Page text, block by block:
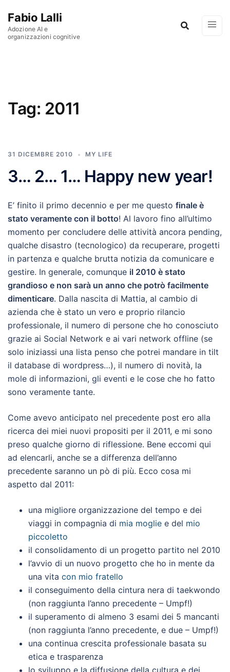
Fabio Lalli
Adozione AI e
organizzazioni cognitive
Tag: 2011
31 DICEMBRE 2010 MY LIFE
3… 2… 1… Happy new year!
E’ finito il primo decennio e per me questo finale è
stato veramente con il botto! Al lavoro fino all’ultimo
momento per concludere delle attività ancora pending,
qualche disastro (tecnologico) da recuperare, progetti
in partenza e qualche brutta notizia da comunicare e
gestire. In generale, comunque il 2010 è stato
grandioso e non sarà un anno che potrò facilmente
dimenticare. Dalla nascita di Mattia, al cambio di
azienda che è stato un vero e proprio rilancio
professionale, il numero di persone che ho conosciuto
grazie ai Social Network e ai vari network offline (se
solo iniziassi una lista penso che potrei mandare in tilt
il database di wordpress…), il numero di novità, la
mole di informazioni, gli eventi e le cose che ho fatto
sono veramente tante.
Come avevo anticipato nel precedente post ero alla
ricerca dei miei nuovi propositi per il 2011, e mi sono
preso qualche giorno di riflessione. Bene eccomi qui
ad elencarli, anche se a differenza dell’anno
precedente saranno un pò di più. Ecco cosa mi
aspetto dal 2011:
una migliore organizzazione del tempo e dei
viaggi in compagnia di mia moglie e del mio
piccoletto
il consolidamento di un progetto partito nel 2010
l’avvio di un nuovo progetto che ho in mente da
una vita con mio fratello
il conseguimento della cintura nera di taekwondo
(non raggiunta l’anno precedente – Umpf!)
il superamento di almeno 3 esami dei 5 mancanti
(non raggiunta l’anno precedente, e due – Umpf!)
una continua crescita professionale basata su
etica e trasparenza
lo sviluppo e la diffusione della cultura e dei